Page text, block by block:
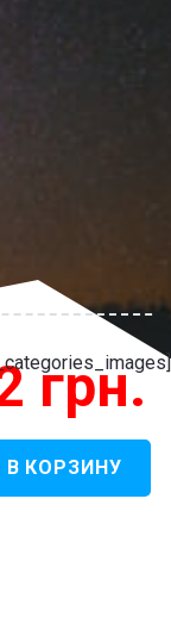
грн.
В КОРЗИНУ